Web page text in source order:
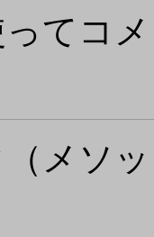
ってコ
メソ